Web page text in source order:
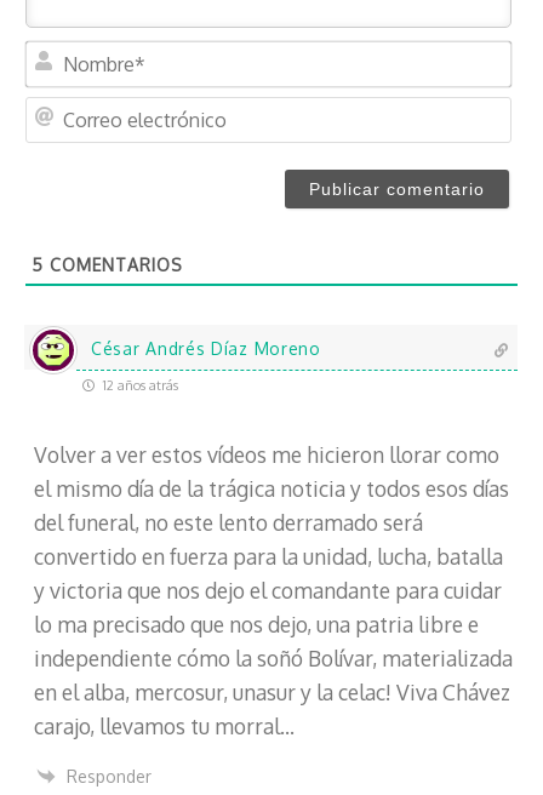
o
m
o
t
5 COMENTARIOS
César Andrés Díaz Moreno
12 años atrás
Volver a ver estos vídeos me hicieron llorar como
el mismo día de la trágica noticia y todos esos días
del funeral, no este lento derramado será
convertido en fuerza para la unidad, lucha, batalla
y victoria que nos dejo el comandante para cuidar
lo ma precisado que nos dejo, una patria libre e
independiente cómo la soñó Bolívar, materializada
en el alba, mercosur, unasur y la celac! Viva Chávez
carajo, llevamos tu morral…
Responder